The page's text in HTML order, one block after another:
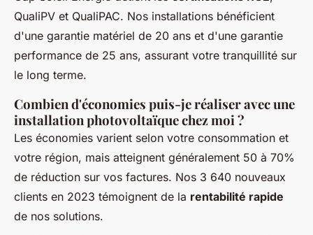
QualiPV et QualiPAC. Nos installations bénéficient
d'une garantie matériel de 20 ans et d'une garantie
performance de 25 ans, assurant votre tranquillité sur
le long terme.
Combien d'économies puis-je réaliser avec une
installation photovoltaïque chez moi ?
Les économies varient selon votre consommation et
votre région, mais atteignent généralement 50 à 70%
de réduction sur vos factures. Nos 3 640 nouveaux
clients en 2023 témoignent de la rentabilité rapide
de nos solutions.